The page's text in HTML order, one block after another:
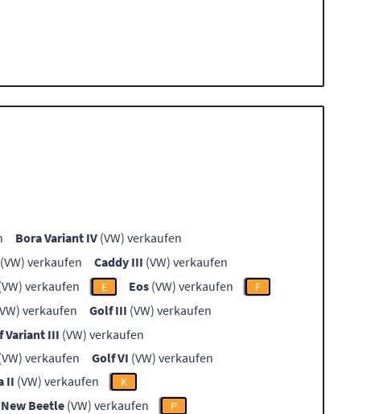
Bora Variant IV (VW) verkaufen
(VW) verkaufen Caddy III (VW) verkaufen
verkaufen E Eos (VW) verkaufen F
verkaufen Golf III (VW) verkaufen
Variant III (VW) verkaufen
verkaufen Golf VI (VW) verkaufen
II (VW) verkaufen K
New Beetle (VW) verkaufen P